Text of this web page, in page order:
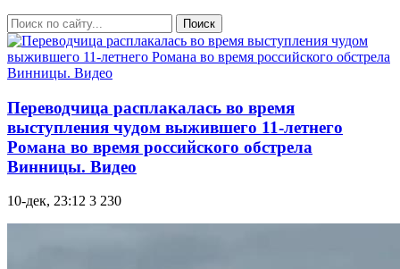
Поиск
Переводчица расплакалась во время
выступления чудом выжившего 11-летнего
Романа во время российского обстрела
Винницы. Видео
10-дек, 23:12 3 230